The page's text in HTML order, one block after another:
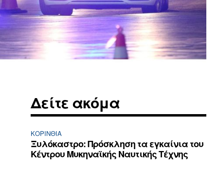
Δείτε ακόμα
ΚΟΡΙΝΘΊΑ
Ξυλόκαστρο: Πρόσκληση τα εγκαίνια του
Κέντρου Μυκηναϊκής Ναυτικής Τέχνης